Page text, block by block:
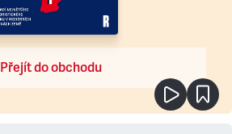
Přejít do obchodu